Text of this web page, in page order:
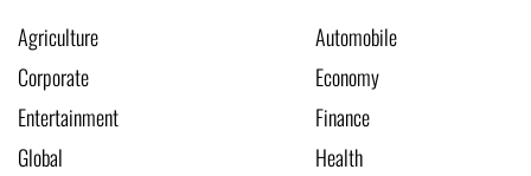
Agriculture
Automobile
Corporate
Economy
Entertainment
Finance
Global
Health